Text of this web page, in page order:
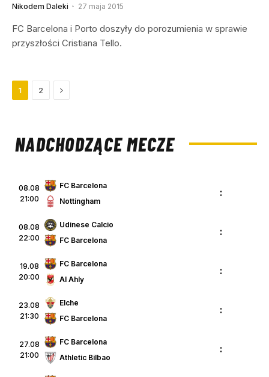
Nikodem Daleki 27 maja 2015
FC Barcelona i Porto doszyły do porozumienia w sprawie
przyszłości Cristiana Tello.
1 2 Next
NADCHODZĄCE MECZE
08.08
21:00
FC Barcelona
Nottingham
:
08.08
22:00
Udinese Calcio
FC Barcelona
:
19.08
20:00
FC Barcelona
Al Ahly
:
23.08
21:30
Elche
FC Barcelona
:
27.08
21:00
FC Barcelona
Athletic Bilbao
: